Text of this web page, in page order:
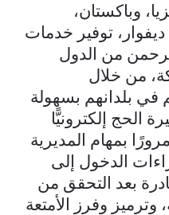
وباكستان،
توفير خدمات
من الدول
من خلال
في بلدانهم بسهولة
الحج إلكترونيًّا
بمهام المديرية
الدخول إلى
بعد التحقق من
وفرز الأمتعة